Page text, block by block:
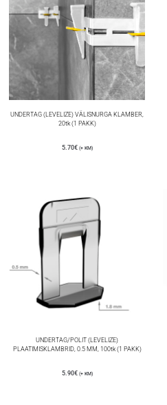
UNDERTAG (LEVELIZE) VÄLISNURGA KLAMBER,
20tk (1 PAKK)
5.70€ (+ KM)
UNDERTAG/POLIT (LEVELIZE)
PLAATIMISKLAMBRID, 0.5 MM, 100tk (1 PAKK)
5.90€ (+ KM)